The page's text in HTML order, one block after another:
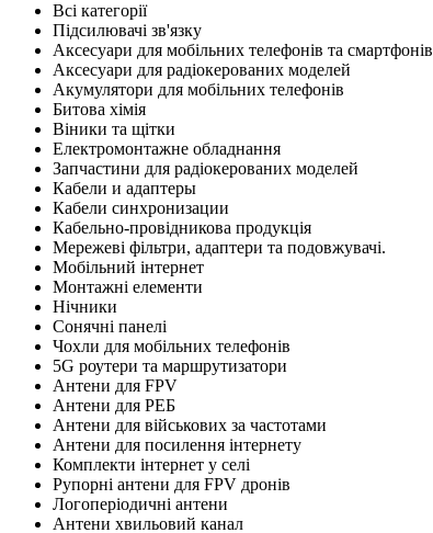
Всі категорії
Підсилювачі зв'язку
Аксесуари для мобільних телефонів та смартфонів
Аксесуари для радіокерованих моделей
Акумулятори для мобільних телефонів
Битова хімія
Віники та щітки
Електромонтажне обладнання
Запчастини для радіокерованих моделей
Кабели и адаптеры
Кабели синхронизации
Кабельно-провідникова продукція
Мережеві фільтри, адаптери та подовжувачі.
Мобільний інтернет
Монтажні елементи
Нічники
Сонячні панелі
Чохли для мобільних телефонів
5G роутери та маршрутизатори
Антени для FPV
Антени для РЕБ
Антени для військових за частотами
Антени для посилення інтернету
Комплекти інтернет у селі
Рупорні антени для FPV дронів
Логоперіодичні антени
Антени хвильовий канал